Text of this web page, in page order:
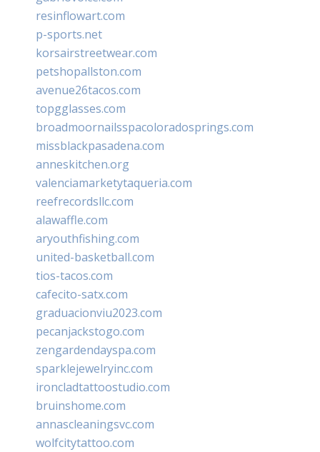
resinflowart.com
p-sports.net
korsairstreetwear.com
petshopallston.com
avenue26tacos.com
topgglasses.com
broadmoornailsspacoloradosprings.com
missblackpasadena.com
anneskitchen.org
valenciamarketytaqueria.com
reefrecordsllc.com
alawaffle.com
aryouthfishing.com
united-basketball.com
tios-tacos.com
cafecito-satx.com
graduacionviu2023.com
pecanjackstogo.com
zengardendayspa.com
sparklejewelryinc.com
ironcladtattoostudio.com
bruinshome.com
annascleaningsvc.com
wolfcitytattoo.com